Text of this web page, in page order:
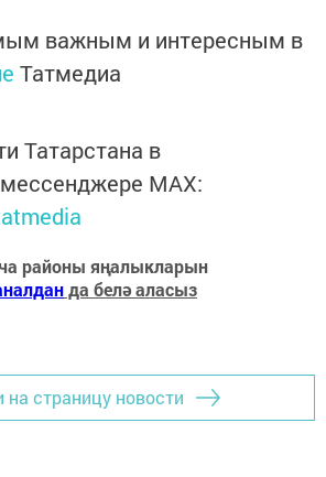
важным и интересным в
Татмедиа
Татарстана в
MАХ:
районы яңалыкларын
да белә аласыз
на страницу новости